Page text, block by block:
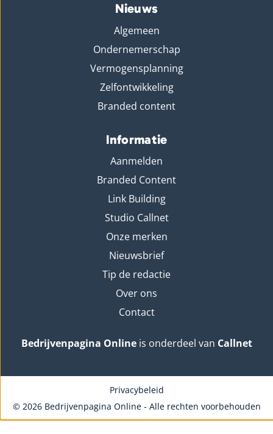
Nieuws
Algemeen
Ondernemerschap
Vermogensplanning
Zelfontwikkeling
Branded content
Informatie
Aanmelden
Branded Content
Link Building
Studio Callnet
Onze merken
Nieuwsbrief
Tip de redactie
Over ons
Contact
Bedrijvenpagina Onlineis onderdeel van Callnet
© 2026 Bedrijvenpagina Online - Alle rechten voorbehouden
Privacybeleid